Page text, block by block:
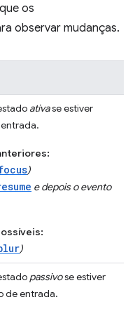
os
observar mudanças.
ativase estiver
)
e depois o evento
)
passivose estiver
de entrada.